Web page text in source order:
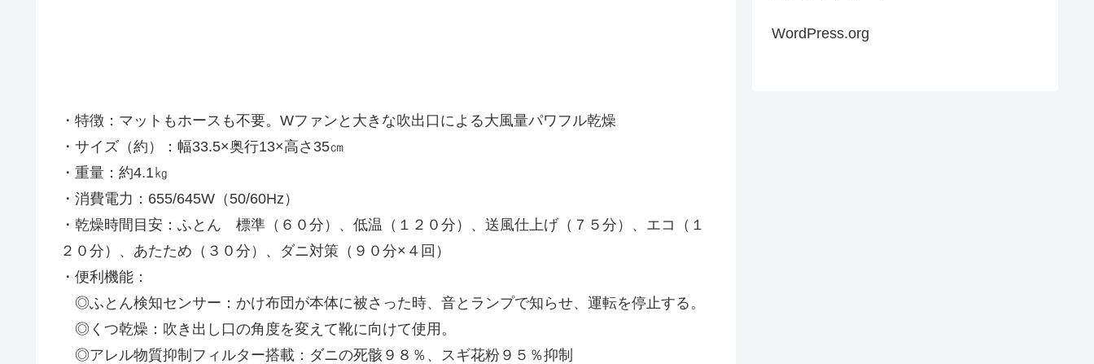
・特徴：マットもホースも不要。Wファンと大きな吹出口による大風量パワフル乾燥
・サイズ（約）：幅33.5×奥行13×高さ35㎝
・重量：約4.1㎏
・消費電力：655/645W（50/60Hz）
・乾燥時間目安：ふとん 標準（６０分）、低温（１２０分）、送風仕上げ（７５分）、エコ（１
２０分）、あたため（３０分）、ダニ対策（９０分×４回）
・便利機能：
◎ふとん検知センサー：かけ布団が本体に被さった時、音とランプで知らせ、運転を停止する。
◎くつ乾燥：吹き出し口の角度を変えて靴に向けて使用。
◎アレル物質抑制フィルター搭載：ダニの死骸９８％、スギ花粉９５％抑制
WordPress.org